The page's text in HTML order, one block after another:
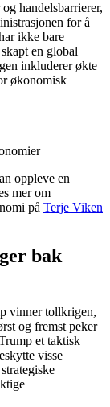
handelsbarrierer,
for å
ikke bare
en global
inkluderer økte
økonomisk
oppleve en
mer om
på Terje Viken
bak
vinner tollkrigen,
og fremst peker
et taktisk
visse